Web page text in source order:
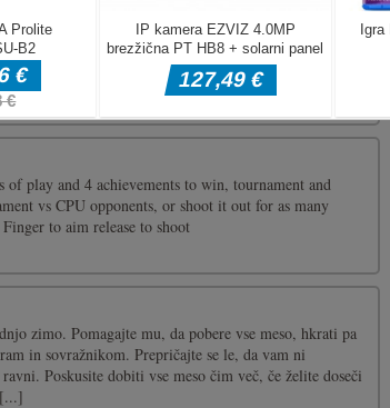
naključnih krajev v Gielinorju in poskusite določiti
prstom miške upravljajte zemljevid in sliko
of play and 4 achievements to win, tournament and
vs CPU opponents, or shoot it out for as many
to aim release to shoot
zimo. Pomagajte mu, da pobere vse meso, hkrati pa
in sovražnikom. Prepričajte se le, da vam ni
Poskusite dobiti vse meso čim več, če želite doseči